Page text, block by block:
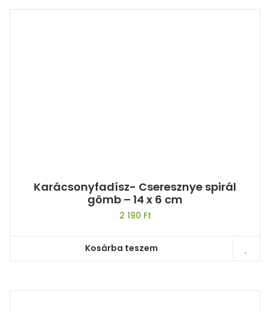
Karácsonyfadísz- Cseresznye spirál
gömb – 14 x 6 cm
2 190 Ft
Kosárba teszem